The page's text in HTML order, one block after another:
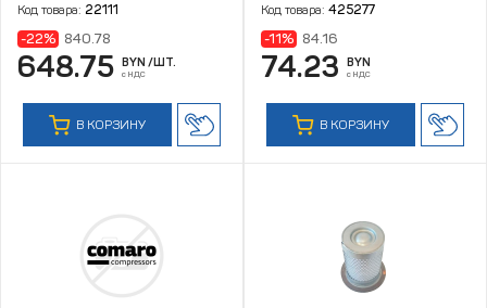
Код товара: 22111
-22% 840.78
648.75 BYN /ШТ.
с НДС
В КОРЗИНУ
Код товара: 425277
-11% 84.16
74.23 BYN
с НДС
В КОРЗИНУ